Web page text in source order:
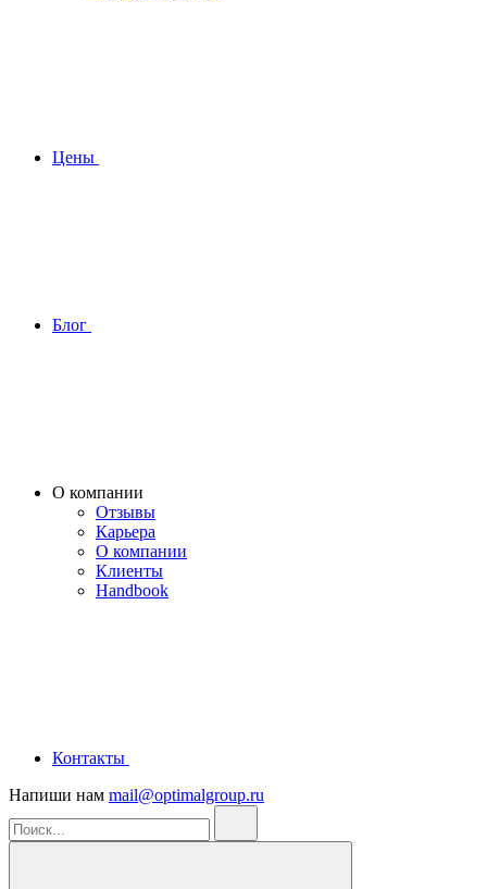
Цены
Блог
О компании
Отзывы
Карьера
О компании
Клиенты
Handbook
Контакты
Напиши нам mail@optimalgroup.ru